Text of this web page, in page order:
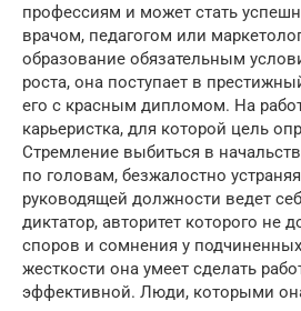
профессиям и может стать
врачом, педагогом или
образование обязательным
роста, она поступает в
его с красным дипломом. На
карьеристка, для которой цель
Стремление выбиться в
по головам, безжалостно
руководящей должности ведет
диктатор, авторитет которого не
споров и сомнения у
жесткости она умеет сделать
эффективной. Люди, которыми